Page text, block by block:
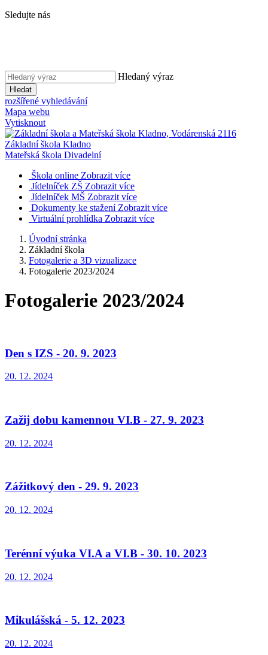
Sledujte nás
Hledaný výraz
Hledat
rozšířené vyhledávání
Mapa webu
Vytisknout
Základní škola Kladno
Mateřská škola Divadelní
Škola online Zobrazit více
Jídelníček ZŠ Zobrazit více
Jídelníček MŠ Zobrazit více
Dokumenty ke stažení Zobrazit více
Virtuální prohlídka Zobrazit více
Úvodní stránka
Základní škola
Fotogalerie a 3D vizualizace
Fotogalerie 2023/2024
Fotogalerie 2023/2024
Den s IZS - 20. 9. 2023
20. 12. 2024
Zažij dobu kamennou VI.B - 27. 9. 2023
20. 12. 2024
Zážitkový den - 29. 9. 2023
20. 12. 2024
Terénní výuka VI.A a VI.B - 30. 10. 2023
20. 12. 2024
Mikulášská - 5. 12. 2023
20. 12. 2024